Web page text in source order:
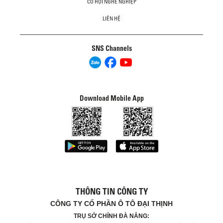
LIÊN HỆ
SNS Channels
Download Mobile App
THÔNG TIN CÔNG TY
CÔNG TY CỔ PHẦN Ô TÔ ĐẠI THỊNH
TRỤ SỞ CHÍNH ĐÀ NẴNG: